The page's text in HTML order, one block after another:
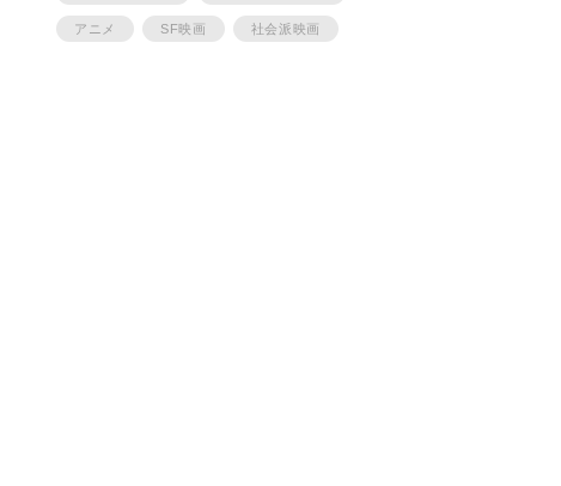
アニメ SF映画 社会派映画